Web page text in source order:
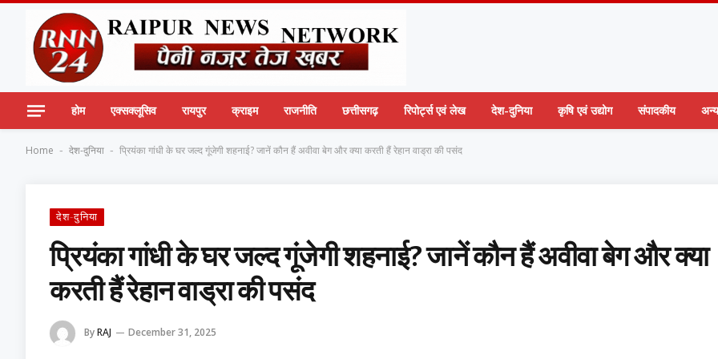
होम एक्सक्लूसिव रायपुर क्राइम राजनीति छत्तीसगढ़ रिपोर्ट्स एवं लेख देश-दुनिया कृषि एवं उद्योग संपादकीय अन्य
Home - देश-दुनिया - प्रियंका गांधी के घर जल्द गूंजेगी शहनाई? जानें कौन हैं अवीवा बेग और क्या करती हैं रेहान वाड्रा की पसंद
देश-दुनिया
प्रियंका गांधी के घर जल्द गूंजेगी शहनाई? जानें कौन हैं अवीवा बेग और क्या
करती हैं रेहान वाड्रा की पसंद
ByRAJ December 31, 2025